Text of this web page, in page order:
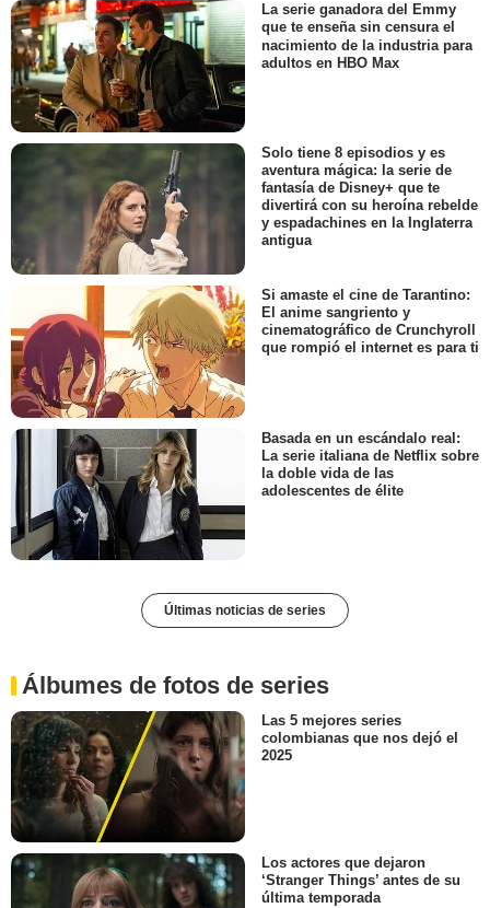
La serie ganadora del Emmy
que te enseña sin censura el
nacimiento de la industria para
adultos en HBO Max
Solo tiene 8 episodios y es
aventura mágica: la serie de
fantasía de Disney+ que te
divertirá con su heroína rebelde
y espadachines en la Inglaterra
antigua
Si amaste el cine de Tarantino:
El anime sangriento y
cinematográfico de Crunchyroll
que rompió el internet es para ti
Basada en un escándalo real:
La serie italiana de Netflix sobre
la doble vida de las
adolescentes de élite
Últimas noticias de series
Álbumes de fotos de series
Las 5 mejores series
colombianas que nos dejó el
2025
Los actores que dejaron
‘Stranger Things’ antes de su
última temporada